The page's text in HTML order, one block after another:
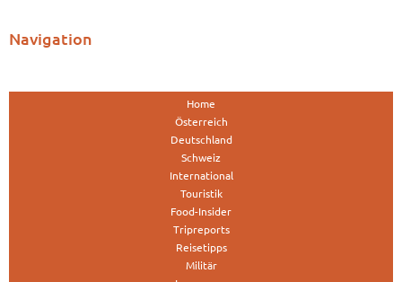
Navigation
Home
Österreich
Deutschland
Schweiz
International
Touristik
Food-Insider
Tripreports
Reisetipps
Militär